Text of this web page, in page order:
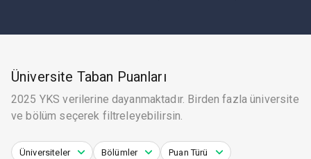
Üniversite Taban Puanları
2025 YKS verilerine dayanmaktadır. Birden fazla üniversite
ve bölüm seçerek filtreleyebilirsin.
Üniversiteler Bölümler Puan Türü